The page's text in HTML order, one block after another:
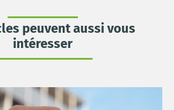
peuvent aussi vous
intéresser